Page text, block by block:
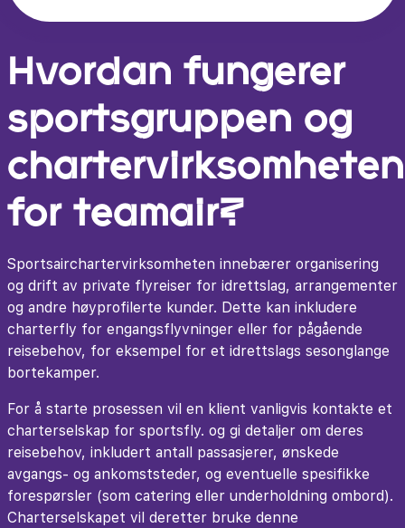
Hvordan fungerer
sportsgruppen og
chartervirksomheten
for teamair?
Sportsairchartervirksomheten innebærer organisering
og drift av private flyreiser for idrettslag, arrangementer
og andre høyprofilerte kunder. Dette kan inkludere
charterfly for engangsflyvninger eller for pågående
reisebehov, for eksempel for et idrettslags sesonglange
bortekamper.
For å starte prosessen vil en klient vanligvis kontakte et
charterselskap for sportsfly. og gi detaljer om deres
reisebehov, inkludert antall passasjerer, ønskede
avgangs- og ankomststeder, og eventuelle spesifikke
forespørsler (som catering eller underholdning ombord).
Charterselskapet vil deretter bruke denne